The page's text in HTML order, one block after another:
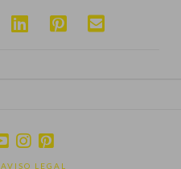
AVISO LEGAL